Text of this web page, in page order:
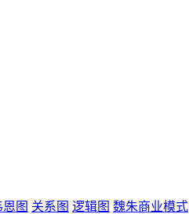
恩图 关系图 逻辑图 魏朱商业模式